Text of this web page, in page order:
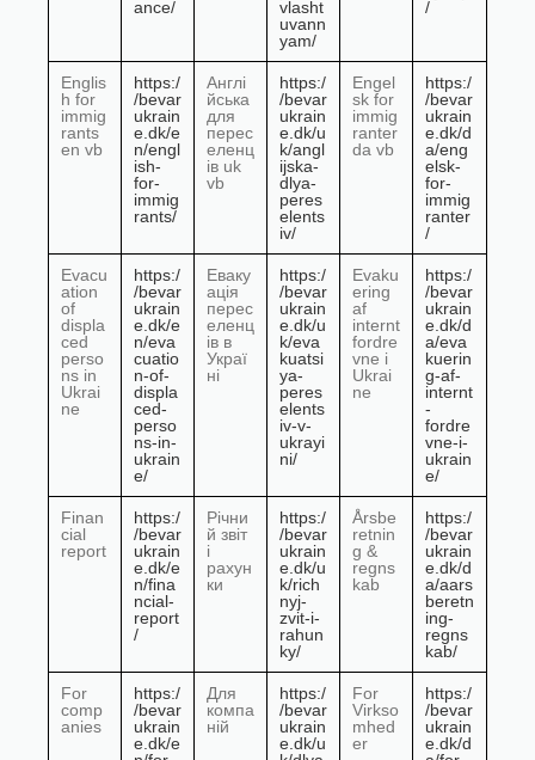
ance/
vlasht
uvann
yam/
/
Englis
h for
immig
rants
en vb
https:/
/bevar
ukrain
e.dk/e
n/engl
ish-
for-
immig
rants/
Англі
йська
для
перес
еленц
ів uk
vb
https:/
/bevar
ukrain
e.dk/u
k/angl
ijska-
dlya-
peres
elents
iv/
Engel
sk for
immig
ranter
da vb
https:/
/bevar
ukrain
e.dk/d
a/eng
elsk-
for-
immig
ranter
/
Evacu
ation
of
displa
ced
perso
ns in
Ukrai
ne
https:/
/bevar
ukrain
e.dk/e
n/eva
cuatio
n-of-
displa
ced-
perso
ns-in-
ukrain
e/
Еваку
ація
перес
еленц
ів в
Украї
ні
https:/
/bevar
ukrain
e.dk/u
k/eva
kuatsi
ya-
peres
elents
iv-v-
ukrayi
ni/
Evaku
ering
af
internt
fordre
vne i
Ukrai
ne
https:/
/bevar
ukrain
e.dk/d
a/eva
kuerin
g-af-
internt
-
fordre
vne-i-
ukrain
e/
Finan
cial
report
https:/
/bevar
ukrain
e.dk/e
n/fina
ncial-
report
/
Річни
й звіт
і
рахун
ки
https:/
/bevar
ukrain
e.dk/u
k/rich
nyj-
zvit-i-
rahun
ky/
Årsbe
retnin
g &
regns
kab
https:/
/bevar
ukrain
e.dk/d
a/aars
beretn
ing-
regns
kab/
For
comp
anies
https:/
/bevar
ukrain
e.dk/e
Для
компа
ній
https:/
/bevar
ukrain
e.dk/u
For
Virkso
mhed
er
https:/
/bevar
ukrain
e.dk/d